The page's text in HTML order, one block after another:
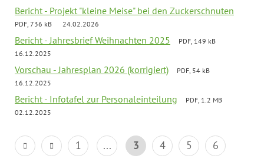
Bericht - Projekt "kleine Meise" bei den Zuckerschnuten
PDF, 736 kB 24.02.2026
Bericht - Jahresbrief Weihnachten 2025
PDF, 149 kB
16.12.2025
Vorschau - Jahresplan 2026 (korrigiert)
PDF, 54 kB
16.12.2025
Bericht - Infotafel zur Personaleinteilung
PDF, 1.2 MB
02.12.2025
1 ... 3 4 5
6